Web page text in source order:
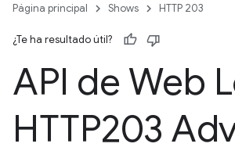
Página principal Shows HTTP 203
¿Te ha resultado útil?
API de Web
HTTP203